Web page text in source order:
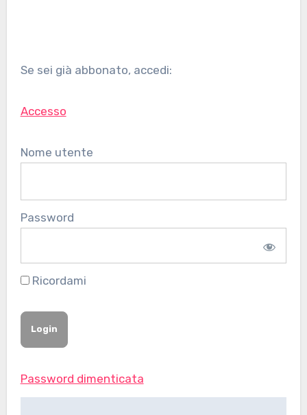
Se sei già abbonato, accedi:
Accesso
Nome utente
Password
Ricordami
Password dimenticata